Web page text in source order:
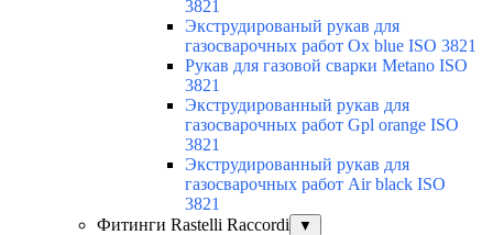
3821
Экструдированый рукав для
газосварочных работ Ox blue ISO 3821
Рукав для газовой сварки Metano ISO
3821
Экструдированный рукав для
газосварочных работ Gpl orange ISO
3821
Экструдированный рукав для
газосварочных работ Air black ISO
3821
Фитинги Rastelli Raccordi
▼